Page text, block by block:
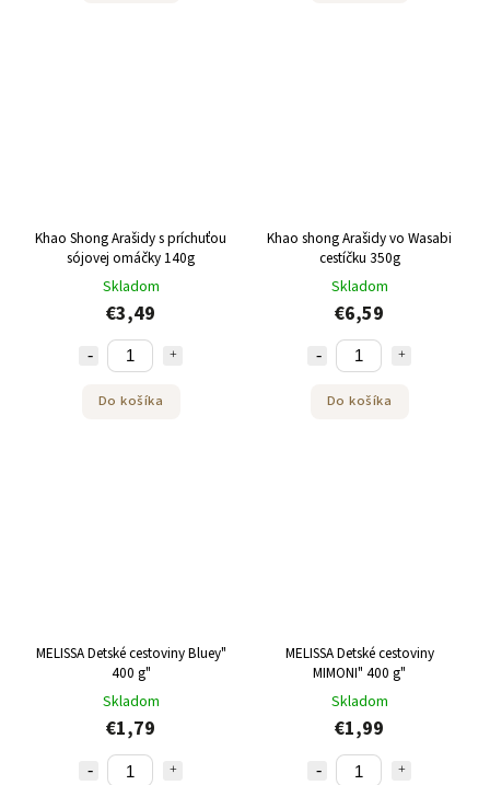
Khao Shong Arašidy s príchuťou
sójovej omáčky 140g
Skladom
€3,49
Do košíka
Khao shong Arašidy vo Wasabi
cestíčku 350g
Skladom
€6,59
Do košíka
MELISSA Detské cestoviny Bluey"
400 g"
Skladom
€1,79
MELISSA Detské cestoviny
MIMONI" 400 g"
Skladom
€1,99